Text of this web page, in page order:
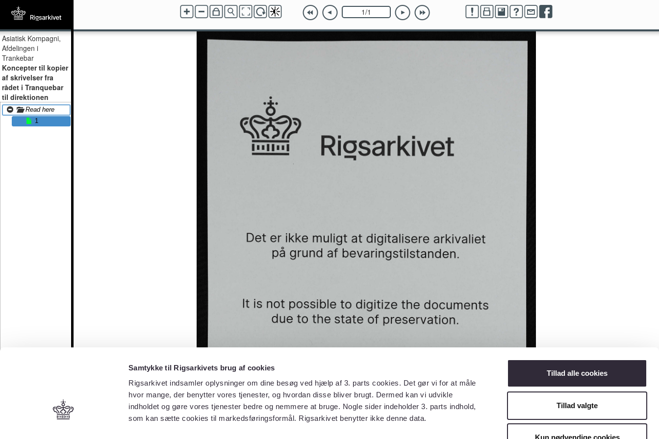
Samtykke til Rigsarkivets brug af cookies
Rigsarkivet indsamler oplysninger om dine besøg ved hjælp af 3. parts cookies. Det gør vi for at måle
hvor mange, der benytter vores tjenester, og hvordan disse bliver brugt. Dermed kan vi udvikle
indholdet og gøre vores tjenester bedre og nemmere at bruge. Nogle sider indeholder 3. parts indhold,
som kan sætte cookies til markedsføringsformål. Rigsarkivet benytter ikke denne data.
Tillad alle cookies
Tillad valgte
Kun nødvendige cookies
Asiatisk Kompagni,
Afdelingen i
Trankebar
Koncepter til kopier
af skrivelser fra
rådet i Tranquebar
til direktionen
Read here
1